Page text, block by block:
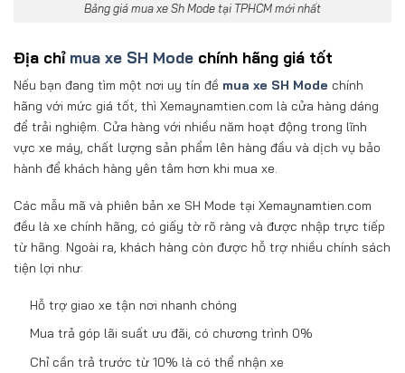
Bảng giá mua xe Sh Mode tại TPHCM mới nhất
Địa chỉ mua xe SH Mode chính hãng giá tốt
Nếu bạn đang tìm một nơi uy tín đề mua xe SH Mode chính
hãng với mức giá tốt, thì Xemaynamtien.com là cửa hàng dáng
để trải nghiệm. Cửa hàng với nhiều năm hoạt động trong lĩnh
vực xe máy, chất lượng sản phẩm lên hàng đầu và dịch vụ bảo
hành để khách hàng yên tâm hơn khi mua xe.
Các mẫu mã và phiên bản xe SH Mode tại Xemaynamtien.com
đều là xe chính hãng, có giấy tờ rõ ràng và được nhập trực tiếp
từ hãng. Ngoài ra, khách hàng còn được hỗ trợ nhiều chính sách
tiện lợi như:
Hỗ trợ giao xe tận nơi nhanh chóng
Mua trả góp lãi suất ưu đãi, có chương trình 0%
Chỉ cần trả trước từ 10% là có thể nhận xe